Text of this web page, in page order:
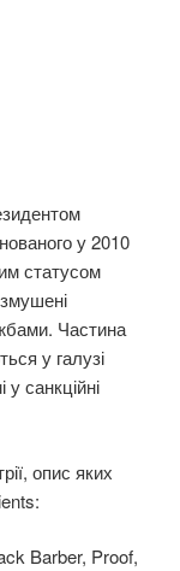
у 2010
статусом
Частина
у галузі
санкційні
опис яких
Barber, Proof,